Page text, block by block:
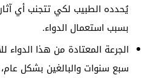
يُحدده الطبيب لكي تتجنب أي
بسبب استعمال الدواء.
الجرعة المعتادة من هذا الدواء